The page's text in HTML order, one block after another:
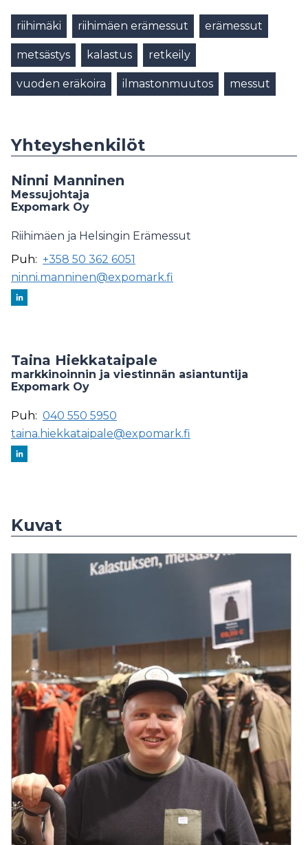
riihimäki riihimäen erämessut erämessut
metsästys kalastus retkeily
vuoden eräkoira ilmastonmuutos messut
Yhteyshenkilöt
Ninni Manninen
Messujohtaja
Expomark Oy
Riihimäen ja Helsingin Erämessut
Puh: +358 50 362 6051
ninni.manninen@expomark.fi
Taina Hiekkataipale
markkinoinnin ja viestinnän asiantuntija
Expomark Oy
Puh: 040 550 5950
taina.hiekkataipale@expomark.fi
Kuvat